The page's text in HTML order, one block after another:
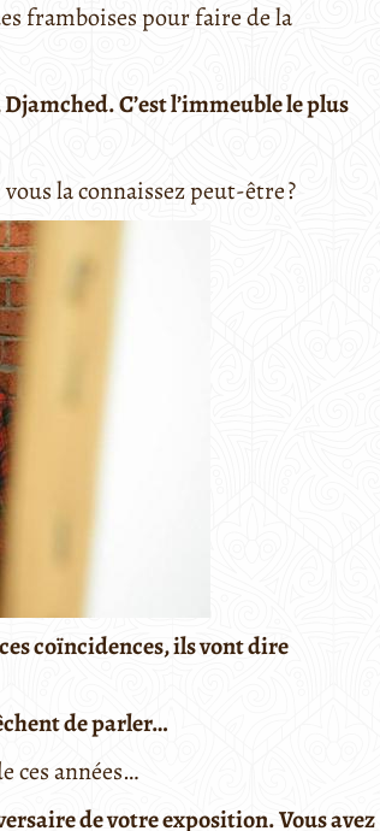
framboises pour faire de la
Djamched.C’estl’immeublele plus
la connaissez peut-être ?
coïncidences, ils vont dire
de parler…
ces années…
de votre exposition. Vous avez